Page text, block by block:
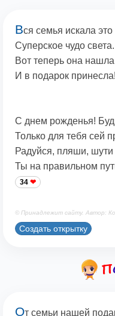
Вся семья искала это
Суперское чудо света.
Вот теперь она нашла
И в подарок принесла!
С днем рожденья!
Только для тебя сей
Радуйся, пляши, шути
Ты на правильном
34
© Принадлежит сайту. Автор:
Создать открытку
От семьи нашей